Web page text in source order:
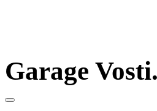
Garage